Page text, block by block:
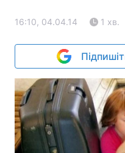
16:10, 04.04.14 1 хв.